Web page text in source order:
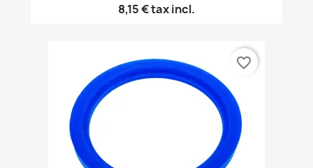
8,15 €tax incl.
favorite_border